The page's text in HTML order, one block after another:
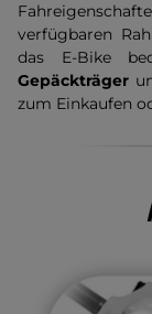
verfügbaren
das E-Bike
Gepäckträger
zum Einkaufen